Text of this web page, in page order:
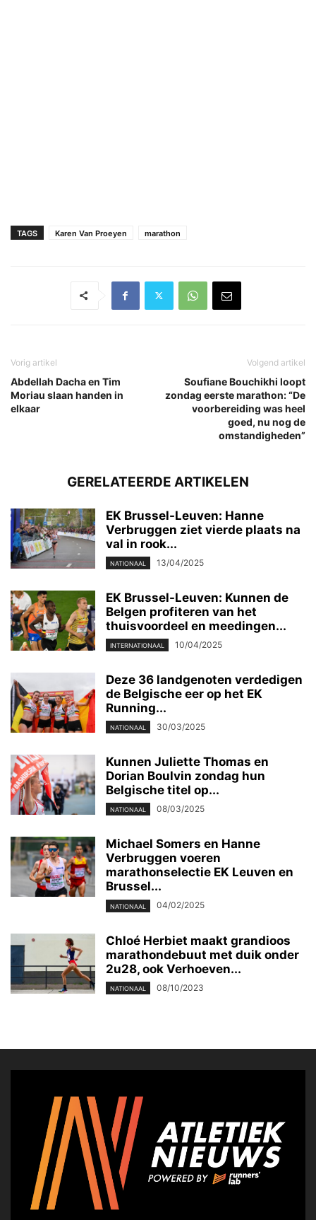
TAGS Karen Van Proeyen marathon
Vorig artikel
Abdellah Dacha en Tim
Moriau slaan handen in
elkaar
Volgend artikel
Soufiane Bouchikhi loopt
zondag eerste marathon: “De
voorbereiding was heel
goed, nu nog de
omstandigheden”
GERELATEERDE ARTIKELEN
EK Brussel-Leuven: Hanne
Verbruggen ziet vierde plaats na
val in rook...
NATIONAAL 13/04/2025
EK Brussel-Leuven: Kunnen de
Belgen profiteren van het
thuisvoordeel en meedingen...
INTERNATIONAAL 10/04/2025
Deze 36 landgenoten verdedigen
de Belgische eer op het EK
Running...
NATIONAAL 30/03/2025
Kunnen Juliette Thomas en
Dorian Boulvin zondag hun
Belgische titel op...
NATIONAAL 08/03/2025
Michael Somers en Hanne
Verbruggen voeren
marathonselectie EK Leuven en
Brussel...
NATIONAAL 04/02/2025
Chloé Herbiet maakt grandioos
marathondebuut met duik onder
2u28, ook Verhoeven...
NATIONAAL 08/10/2023